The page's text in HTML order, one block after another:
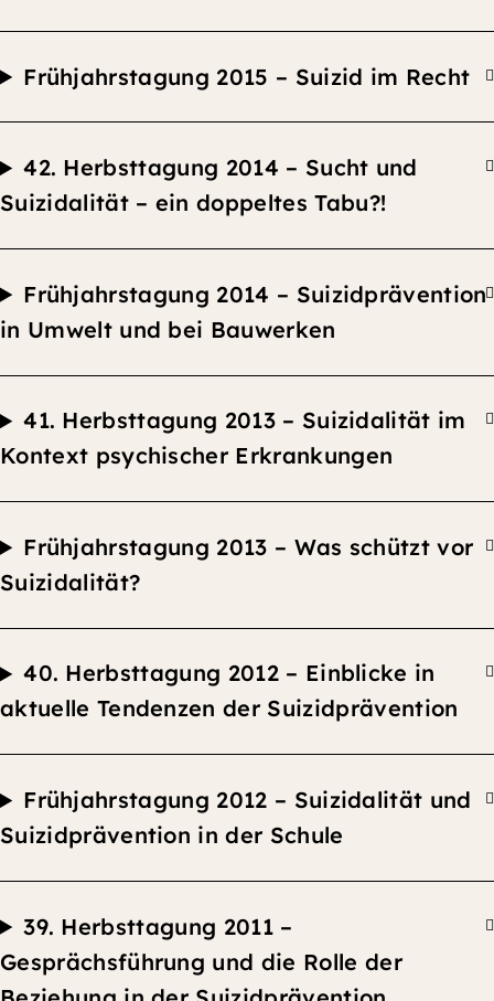
Frühjahrstagung 2015 – Suizid im Recht
42. Herbsttagung 2014 – Sucht und
Suizidalität – ein doppeltes Tabu?!
Frühjahrstagung 2014 – Suizidprävention
in Umwelt und bei Bauwerken
41. Herbsttagung 2013 – Suizidalität im
Kontext psychischer Erkrankungen
Frühjahrstagung 2013 – Was schützt vor
Suizidalität?
40. Herbsttagung 2012 – Einblicke in
aktuelle Tendenzen der Suizidprävention
Frühjahrstagung 2012 – Suizidalität und
Suizidprävention in der Schule
39. Herbsttagung 2011 –
Gesprächsführung und die Rolle der